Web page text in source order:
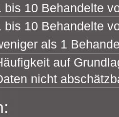
bis 10 Behandelte
bis 10 Behandelte
als 1
auf
nicht